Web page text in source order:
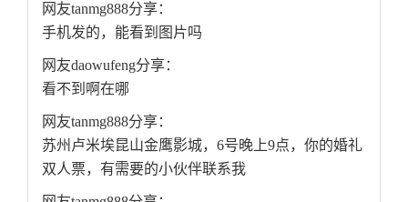
网友tanmg888分享：
手机发的，能看到图片吗
网友daowufeng分享：
看不到啊在哪
网友tanmg888分享：
苏州卢米埃昆山金鹰影城，6号晚上9点，你的婚礼
双人票，有需要的小伙伴联系我